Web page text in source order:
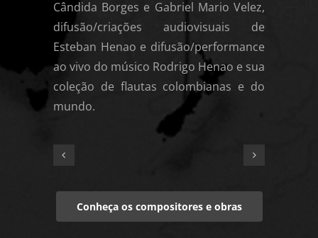
Cândida Borges e Gabriel Mario Velez,
difusão/criações audiovisuais de
Esteban Henao e difusão/performance
ao vivo do músico Rodrigo Henao e sua
coleção de flautas colombianas e do
mundo.
Conheça os compositores e obras